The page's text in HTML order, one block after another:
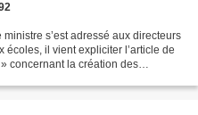
s’est adressé aux directeurs
écoles, il vient expliciter l’article de
concernant la création des